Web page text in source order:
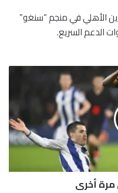
الأهلي في منجم “سنغو”
الدعم السريع.
مرة أخرى